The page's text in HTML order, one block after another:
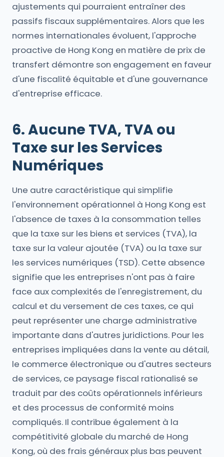
ajustements qui pourraient entraîner des
passifs fiscaux supplémentaires. Alors que les
normes internationales évoluent, l'approche
proactive de Hong Kong en matière de prix de
transfert démontre son engagement en faveur
d'une fiscalité équitable et d'une gouvernance
d'entreprise efficace.
6. Aucune TVA, TVA ou
Taxe sur les Services
Numériques
Une autre caractéristique qui simplifie
l'environnement opérationnel à Hong Kong est
l'absence de taxes à la consommation telles
que la taxe sur les biens et services (TVA), la
taxe sur la valeur ajoutée (TVA) ou la taxe sur
les services numériques (TSD). Cette absence
signifie que les entreprises n'ont pas à faire
face aux complexités de l'enregistrement, du
calcul et du versement de ces taxes, ce qui
peut représenter une charge administrative
importante dans d'autres juridictions. Pour les
entreprises impliquées dans la vente au détail,
le commerce électronique ou d'autres secteurs
de services, ce paysage fiscal rationalisé se
traduit par des coûts opérationnels inférieurs
et des processus de conformité moins
compliqués. Il contribue également à la
compétitivité globale du marché de Hong
Kong, où des frais généraux plus bas peuvent